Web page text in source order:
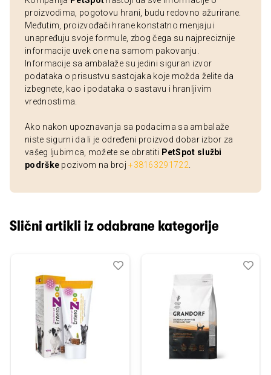
proizvodima, pogotovu hrani, budu redovno ažurirane.
Međutim, proizvođači hrane konstatno menjaju i
unapređuju svoje formule, zbog čega su najpreciznije
informacije uvek one na samom pakovanju.
Informacije sa ambalaže su jedini siguran izvor
podataka o prisustvu sastojaka koje možda želite da
izbegnete, kao i podataka o sastavu i hranljivim
vrednostima.
Ako nakon upoznavanja sa podacima sa ambalaže
niste sigurni da li je određeni proizvod dobar izbor za
vašeg ljubimca, možete se obratiti PetSpot službi
podrške pozivom na broj+38163291722
Slični artikli iz odabrane kategorije
Dodaj
Uporedi